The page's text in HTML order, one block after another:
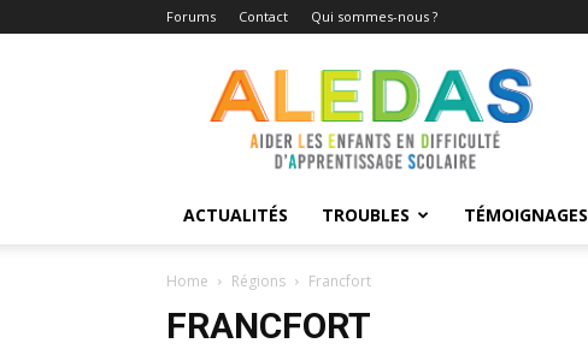
Forums Contact Qui sommes-nous ?
Aledas
ACTUALITÉS TROUBLES TÉMOIGNAGES
Home Régions Francfort
FRANCFORT